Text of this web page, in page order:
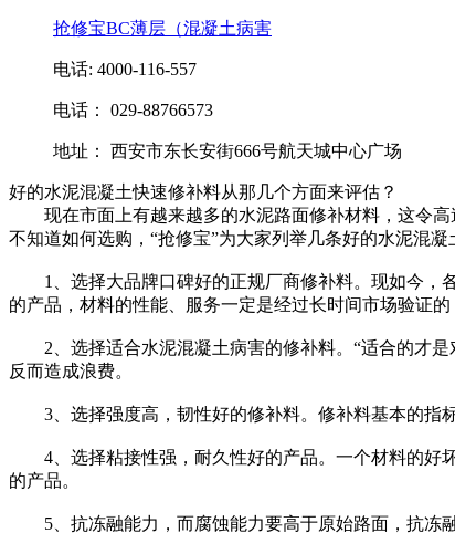
抢修宝BC薄层（混凝土病害
电话: 4000-116-557
电话： 029-88766573
地址： 西安市东长安街666号航天城中心广场
好的水泥混凝土快速修补料从那几个方面来评估？
现在市面上有越来越多的水泥路面修补材料，这令高
不知道如何选购，“抢修宝”为大家列举几条好的水泥混
1、选择大品牌口碑好的正规厂商修补料。现如今，各
的产品，材料的性能、服务一定是经过长时间市场验证的
2、选择适合水泥混凝土病害的修补料。“适合的才是
反而造成浪费。
3、选择强度高，韧性好的修补料。修补料基本的指标
4、选择粘接性强，耐久性好的产品。一个材料的好坏
的产品。
5、抗冻融能力，而腐蚀能力要高于原始路面，抗冻融